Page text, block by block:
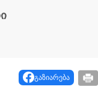
გაზიარება